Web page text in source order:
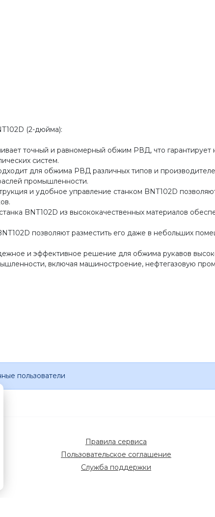
(2-дюйма):
точный и равномерный обжим РВД, что
систем.
для обжима РВД различных типов и
промышленности.
и удобное управление станком BNT102D
BNT102D из высококачественных материалов
позволяют разместить его даже в небольших
и эффективное решение для обжима рукавов
включая машиностроение, нефтегазовую
пользователи
Правила сервиса
Пользовательское соглашение
Служба поддержки